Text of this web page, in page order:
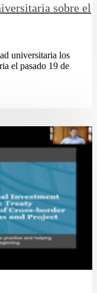
sobre el
universitaria los
el pasado 19 de